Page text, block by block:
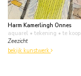
Harm Kamerlingh Onnes
aquarel • tekening • te koop
Zeezicht
bekijk kunstwerk